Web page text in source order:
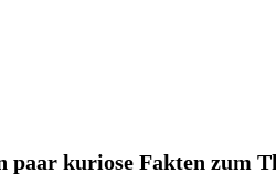
paar kuriose Fakten zum